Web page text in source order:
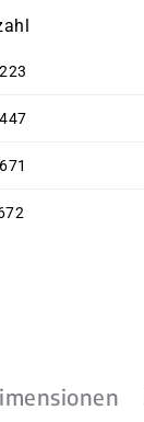
223
447
671